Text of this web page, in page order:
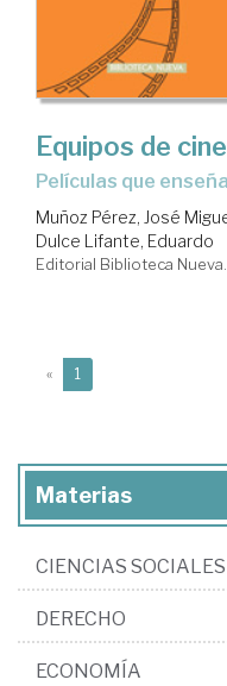
Equipos de cine
películas que
Muñoz Pérez, José
Dulce Lifante, Eduardo
Editorial Biblioteca
« 1
Materias
CIENCIAS SOCIALES
DERECHO
ECONOMÍA